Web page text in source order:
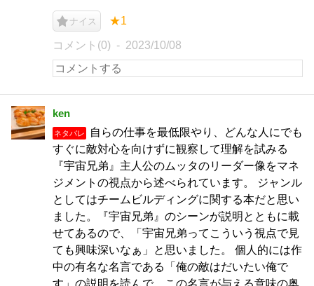
ナイス ★1
コメント(0) 2023/10/08
ken
ネタバレ
自らの仕事を最低限やり、どんな人にでも
すぐに敵対心を向けずに観察して理解を試みる
『宇宙兄弟』主人公のムッタのリーダー像をマネ
ジメントの視点から述べられています。 ジャンル
としてはチームビルディングに関する本だと思い
ました。『宇宙兄弟』のシーンが説明とともに載
せてあるので、「宇宙兄弟ってこういう視点で見
ても興味深いなぁ」と思いました。 個人的には作
中の有名な名言である「俺の敵はだいたい俺で
す」の説明を読んで、この名言が与える意味の奥